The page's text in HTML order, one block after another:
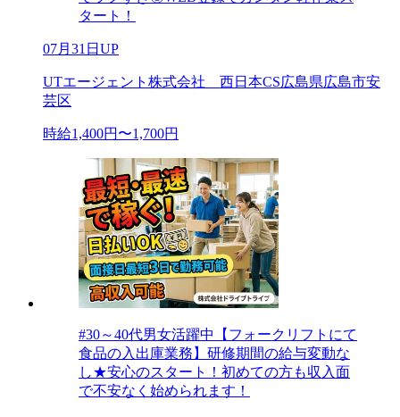
タート！
07月31日UP
UTエージェント株式会社 西日本CS広島県広島市安
芸区
時給1,400円〜1,700円
#30～40代男女活躍中【フォークリフトにて
食品の入出庫業務】研修期間の給与変動な
し★安心のスタート！初めての方も収入面
で不安なく始められます！